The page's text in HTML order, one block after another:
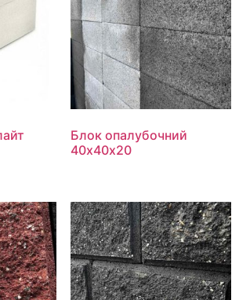
Блок опалубочний
40х40х20